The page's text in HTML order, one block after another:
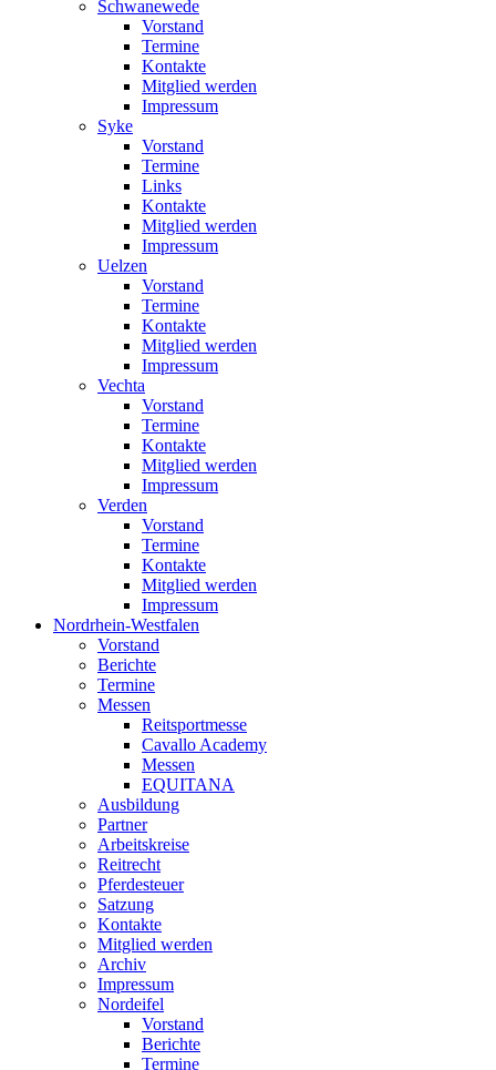
Schwanewede
Vorstand
Termine
Kontakte
Mitglied werden
Impressum
Syke
Vorstand
Termine
Links
Kontakte
Mitglied werden
Impressum
Uelzen
Vorstand
Termine
Kontakte
Mitglied werden
Impressum
Vechta
Vorstand
Termine
Kontakte
Mitglied werden
Impressum
Verden
Vorstand
Termine
Kontakte
Mitglied werden
Impressum
Nordrhein-Westfalen
Vorstand
Berichte
Termine
Messen
Reitsportmesse
Cavallo Academy
Messen
EQUITANA
Ausbildung
Partner
Arbeitskreise
Reitrecht
Pferdesteuer
Satzung
Kontakte
Mitglied werden
Archiv
Impressum
Nordeifel
Vorstand
Berichte
Termine